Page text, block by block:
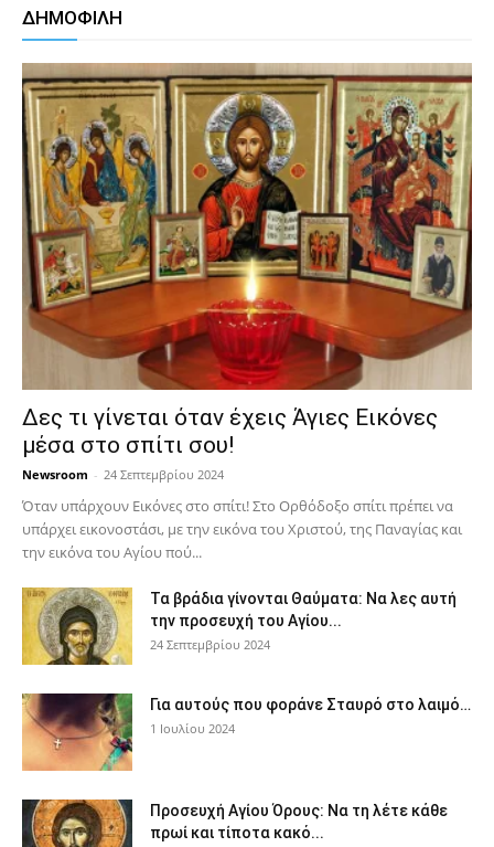
ΔΗΜΟΦΙΛΗ
Δες τι γίνεται όταν έχεις Άγιες Εικόνες
μέσα στο σπίτι σου!
Newsroom - 24 Σεπτεμβρίου 2024
Όταν υπάρχουν Εικόνες στο σπίτι! Στο Ορθόδοξο σπίτι πρέπει να
υπάρχει εικονοστάσι, με την εικόνα του Χριστού, της Παν­αγίας και
την εικόνα του Αγίου πού...
Τα βράδια γίνονται Θαύματα: Να λες αυτή
την προσευχή του Αγίου...
24 Σεπτεμβρίου 2024
Για αυτούς που φοράνε Σταυρό στο λαιμό…
1 Ιουλίου 2024
Προσευχή Αγίου Όρους: Να τη λέτε κάθε
πρωί και τίποτα κακό...